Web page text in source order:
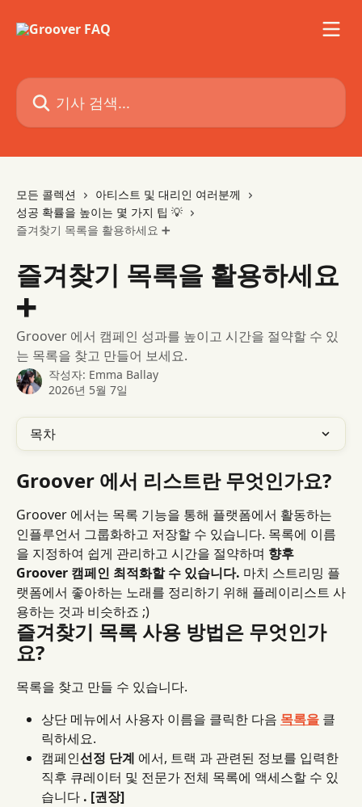
기사 검색...
모든 콜렉션
아티스트 및 대리인 여러분께
성공 확률을 높이는 몇 가지 팁 💡
즐겨찾기 목록을 활용하세요 ➕
즐겨찾기 목록을 활용하세요
➕
Groover 에서 캠페인 성과를 높이고 시간을 절약할 수 있
는 목록을 찾고 만들어 보세요.
작성자: Emma Ballay
2026년 5월 7일
목차
Groover 에서 리스트란 무엇인가요?
Groover 에서는 목록 기능을 통해 플랫폼에서 활동하는
인플루언서 그룹화하고 저장할 수 있습니다. 목록에 이름
을 지정하여 쉽게 관리하고 시간을 절약하며 향후
Groover 캠페인 최적화할 수 있습니다. 마치 스트리밍 플
랫폼에서 좋아하는 노래를 정리하기 위해 플레이리스트 사
용하는 것과 비슷하죠 ;)
즐겨찾기 목록 사용 방법은 무엇인가
요?
목록을 찾고 만들 수 있습니다.
상단 메뉴에서 사용자 이름을 클릭한 다음 목록을 클
릭하세요.
캠페인선정 단계 에서, 트랙 과 관련된 정보를 입력한
직후 큐레이터 및 전문가 전체 목록에 액세스할 수 있
습니다 . [권장]